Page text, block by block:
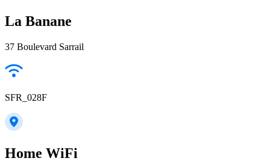
La Banane
37 Boulevard Sarrail
SFR_028F
Home WiFi